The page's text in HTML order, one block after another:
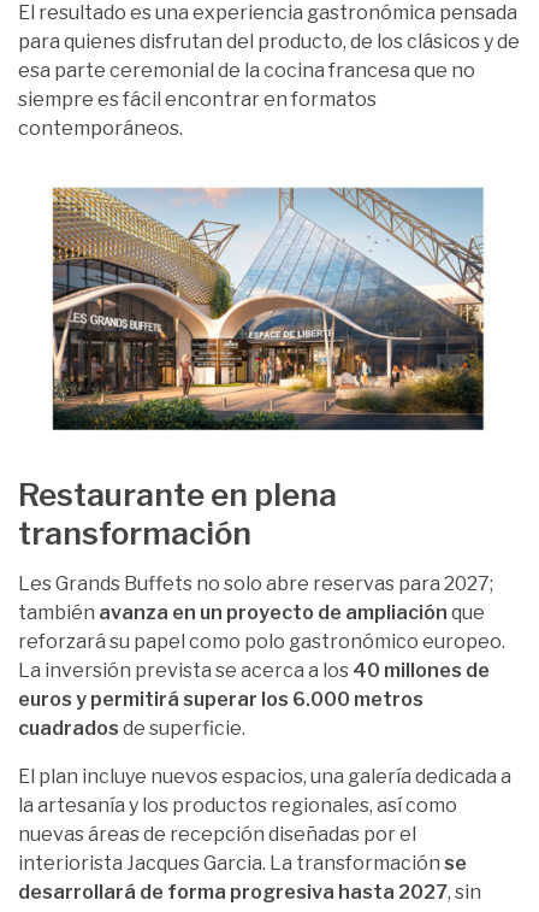
El resultado es una experiencia gastronómica pensada
para quienes disfrutan del producto, de los clásicos y de
esa parte ceremonial de la cocina francesa que no
siempre es fácil encontrar en formatos
contemporáneos.
Restaurante en plena
transformación
Les Grands Buffets no solo abre reservas para 2027;
también avanza en un proyecto de ampliación que
reforzará su papel como polo gastronómico europeo.
La inversión prevista se acerca a los 40 millones de
euros y permitirá superar los 6.000 metros
cuadrados de superficie.
El plan incluye nuevos espacios, una galería dedicada a
la artesanía y los productos regionales, así como
nuevas áreas de recepción diseñadas por el
interiorista Jacques Garcia. La transformación se
desarrollará de forma progresiva hasta 2027, sin